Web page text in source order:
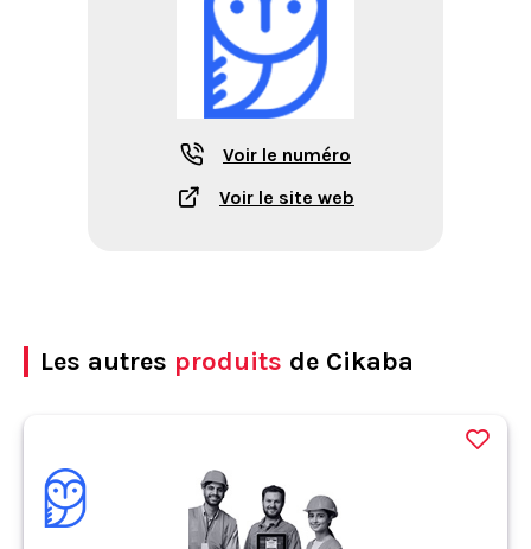
Voir le numéro
Voir le site web
Les autres produits de Cikaba